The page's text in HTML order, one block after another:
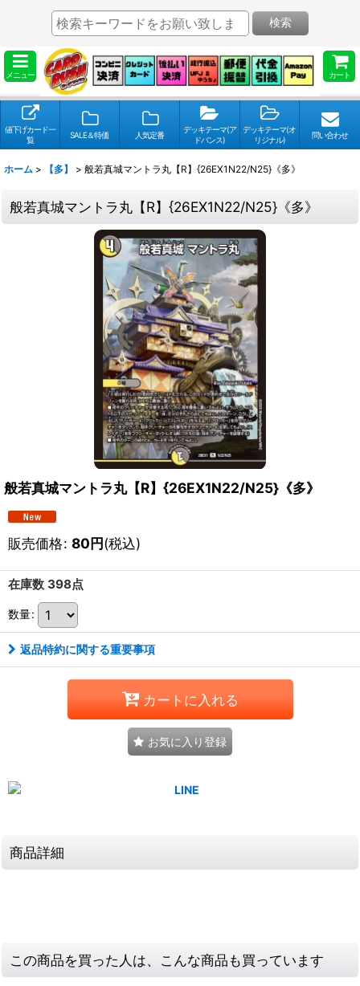
メニュー カート
検索
値下げカード一
覧
SALE＆特価 人気定番
デッキテーマ(ア
ドバンス)
デッキテーマ(オ
リジナル)
問い合わせ
ホーム > 【多】 > 般若真城マントラ丸【R】{26EX1N22/N25}《多》
般若真城マントラ丸【R】{26EX1N22/N25}《多》
般若真城マントラ丸【R】{26EX1N22/N25}《多》
販売価格: 80円(税込)
在庫数 398点
数量:
返品特約に関する重要事項
カートに入れる
お気に入り登録
商品詳細
この商品を買った人は、こんな商品も買っています